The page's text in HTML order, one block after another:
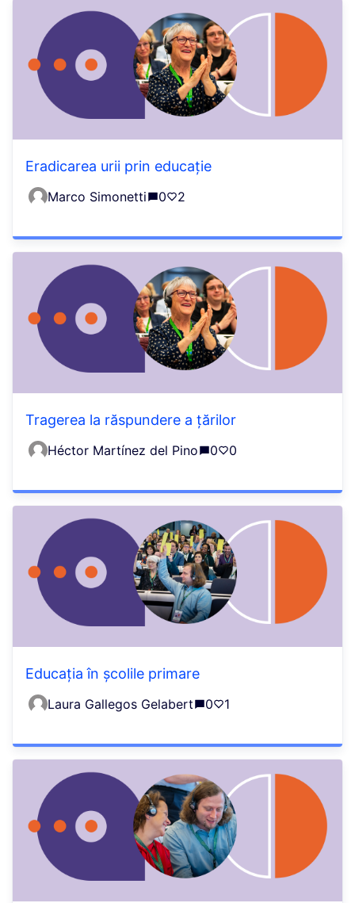
Eradicarea urii prin educație
Marco Simonetti 0 2
Tragerea la răspundere a țărilor
Héctor Martínez del Pino 0 0
Educația în școlile primare
Laura Gallegos Gelabert 0 1